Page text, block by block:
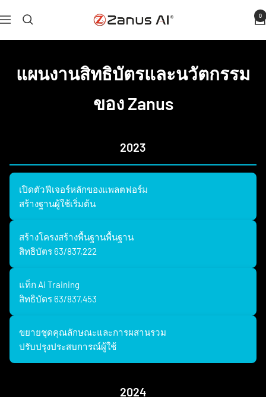
ไป
เนื้อหา
การ
เดิน
ซานั
ส
0
แผนงานสิทธิบัตรและนวัตกรรม
ของ Zanus
2023
เปิดตัวฟีเจอร์หลักของแพลตฟอร์ม
สร้างฐานผู้ใช้เริ่มต้น
สร้างโครงสร้างพื้นฐานพื้นฐาน
สิทธิบัตร 63/837,222
แท็ก Ai Training
สิทธิบัตร 63/837,453
ขยายชุดคุณลักษณะและการผสานรวม
ปรับปรุงประสบการณ์ผู้ใช้
2024